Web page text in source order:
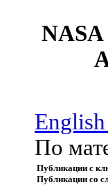
По
Публикации с
Публикации со